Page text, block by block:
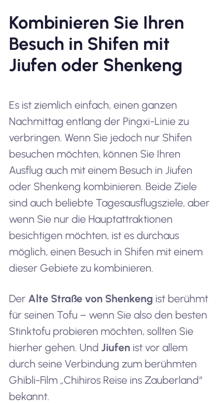
Kombinieren Sie Ihren
Besuch in Shifen mit
Jiufen oder Shenkeng
Es ist ziemlich einfach, einen ganzen
Nachmittag entlang der Pingxi-Linie zu
verbringen. Wenn Sie jedoch nur Shifen
besuchen möchten, können Sie Ihren
Ausflug auch mit einem Besuch in Jiufen
oder Shenkeng kombinieren. Beide Ziele
sind auch beliebte Tagesausflugsziele, aber
wenn Sie nur die Hauptattraktionen
besichtigen möchten, ist es durchaus
möglich, einen Besuch in Shifen mit einem
dieser Gebiete zu kombinieren.
Der Alte Straße von Shenkeng ist berühmt
für seinen Tofu – wenn Sie also den besten
Stinktofu probieren möchten, sollten Sie
hierher gehen. Und Jiufen ist vor allem
durch seine Verbindung zum berühmten
Ghibli-Film „Chihiros Reise ins Zauberland“
bekannt.